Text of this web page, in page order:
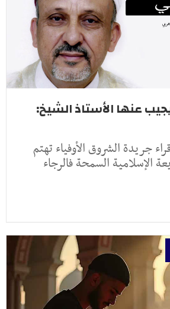
عنها الأستاذ الشيخ:
جريدة الشروق الأوفياء تهتم
الإسلامية السمحة فالرجاء